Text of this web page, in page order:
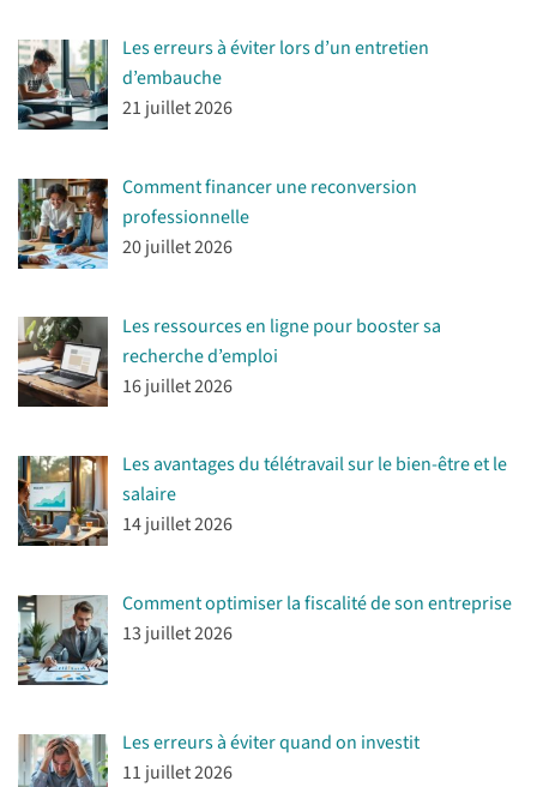
Les erreurs à éviter lors d’un entretien
d’embauche
21 juillet 2026
Comment financer une reconversion
professionnelle
20 juillet 2026
Les ressources en ligne pour booster sa
recherche d’emploi
16 juillet 2026
Les avantages du télétravail sur le bien-être et le
salaire
14 juillet 2026
Comment optimiser la fiscalité de son entreprise
13 juillet 2026
Les erreurs à éviter quand on investit
11 juillet 2026